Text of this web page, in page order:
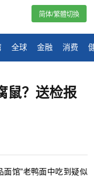
全球 金融 消费
简体/繁體切換
鼠？送检报
面馆”老鸭面中吃到疑似